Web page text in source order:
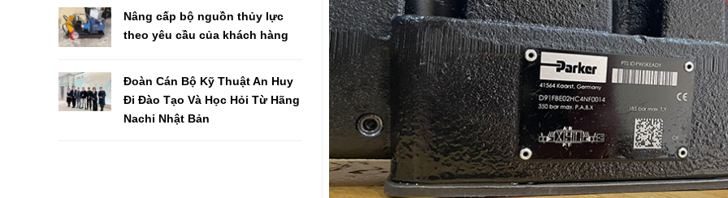
Nâng cấp bộ nguồn thủy lực
theo yêu cầu của khách hàng
Đoàn Cán Bộ Kỹ Thuật An Huy
Đi Đào Tạo Và Học Hỏi Từ Hãng
Nachi Nhật Bản